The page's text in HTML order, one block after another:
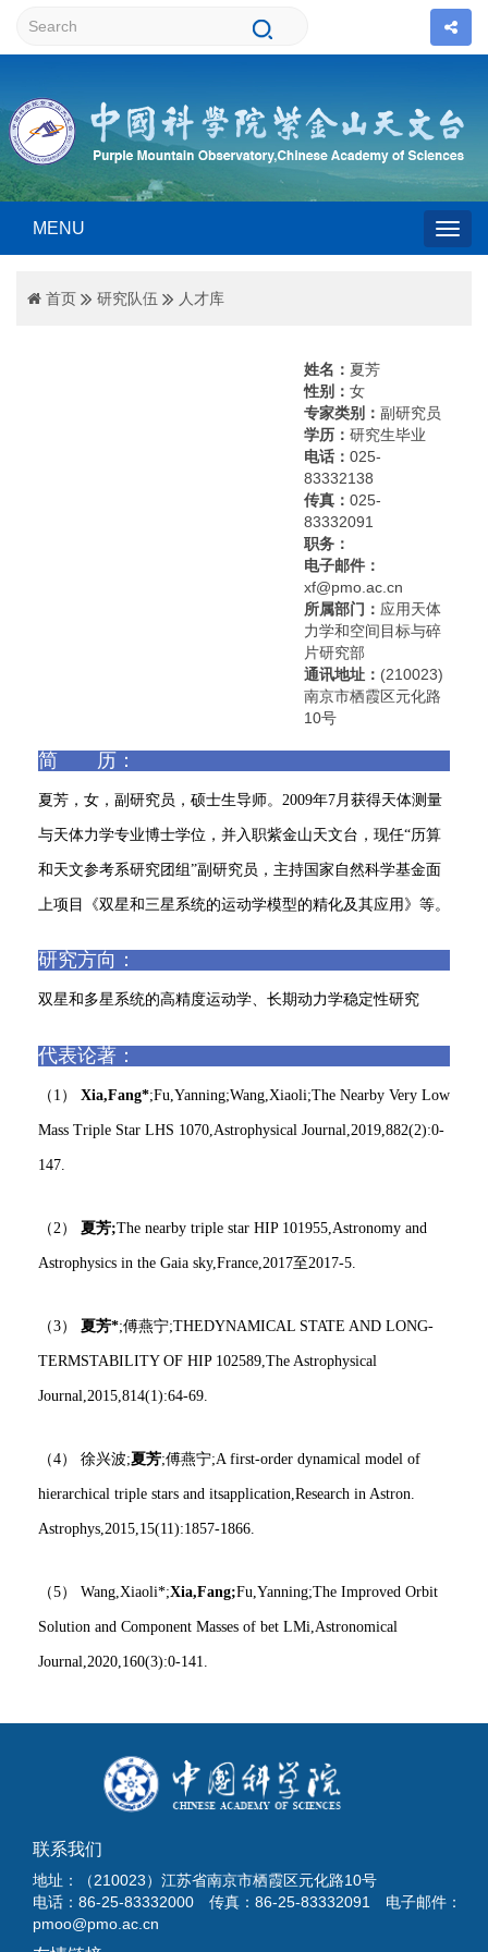
MENU
首页 研究队伍 人才库
姓名： 夏芳
性别： 女
专家类别： 副研究员
学历： 研究生毕业
电话： 025-
83332138
传真： 025-
83332091
职务：
电子邮件：
xf@pmo.ac.cn
所属部门： 应用天体
力学和空间目标与碎
片研究部
通讯地址： (210023)
南京市栖霞区元化路
10号
简 历：
夏芳，女，副研究员，硕士生导师。2009年7月获得天体测量
与天体力学专业博士学位，并入职紫金山天文台，现任“历算
和天文参考系研究团组”副研究员，主持国家自然科学基金面
上项目《双星和三星系统的运动学模型的精化及其应用》等。
研究方向：
双星和多星系统的高精度运动学、长期动力学稳定性研究
代表论著：
（1） Xia,Fang*;Fu,Yanning;Wang,Xiaoli;The Nearby Very Low
Mass Triple Star LHS 1070,Astrophysical Journal,2019,882(2):0-
147.
（2） 夏芳;The nearby triple star HIP 101955,Astronomy and
Astrophysics in the Gaia sky,France,2017至2017-5.
（3） 夏芳*;傅燕宁;THEDYNAMICAL STATE AND LONG-
TERMSTABILITY OF HIP 102589,The Astrophysical
Journal,2015,814(1):64-69.
（4） 徐兴波;夏芳;傅燕宁;A first-order dynamical model of
hierarchical triple stars and itsapplication,Research in Astron.
Astrophys,2015,15(11):1857-1866.
（5） Wang,Xiaoli*;Xia,Fang;Fu,Yanning;The Improved Orbit
Solution and Component Masses of bet LMi,Astronomical
Journal,2020,160(3):0-141.
联系我们
地址：（210023）江苏省南京市栖霞区元化路10号
电话：86-25-83332000 传真：86-25-83332091 电子邮件：
pmoo@pmo.ac.cn